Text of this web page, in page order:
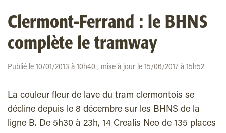
Clermont-Ferrand : le BHNS
complète le tramway
Publié le 10/01/2013 à 10h40 , mise à jour le 15/06/2017 à 15h52
La couleur fleur de lave du tram clermontois se
décline depuis le 8 décembre sur les BHNS de la
ligne B. De 5h30 à 23h, 14 Crealis Neo de 135 places